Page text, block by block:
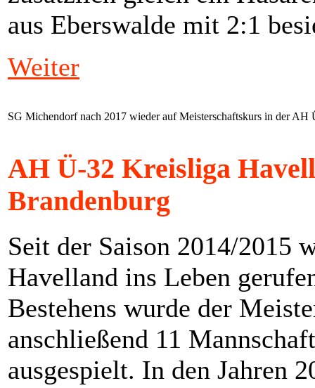
aus Eberswalde mit 2:1
Weiter
SG Michendorf nach 2017 wieder auf Meisterschaftskurs in der
AH Ü-32 Kreisliga
Brandenburg
Seit der Saison 2014/2015
Havelland ins Leben
Bestehens wurde der
anschließend 11
ausgespielt. In den Jahren